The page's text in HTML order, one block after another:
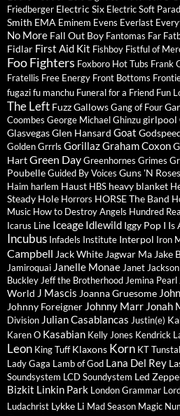
Friedberger Electric Six Electric Soft
Smith EMA Eminem Evens Everlast
No More Fall Out Boy Fantomas Far
Fidlar First Aid Kit Fishboy Fistful of
Foo Fighters Foxboro Hot Tubs Frank
Fratellis Free Energy Front Bottoms
fugazifu manchu Funeral for a Friend Fun
The Left FuzzGallowsGang of Four
Coombes George MichaelGhinzugirlpool
GlasvegasGlen Hansard Goat
Golden Grrrls GorillazGraham Coxon
HartGreen DayGreenhornes Grimes
PoubelleGuided By Voices Guns 'N Roses
Haim harlem Haust HBS heavy blanket
Steady Hole Horrors HORSE The Band
Music How to Destroy Angels Hundred
Icarus Line Iceage Idlewild Iggy Pop I Is
Incubus Infadels Institute Interpol Iron
Campbell Jack White Jagwar Ma Jake
Jamiroquai Janelle Monae Janet Jackson
Buckley Jeff the Brotherhood Jemina Pearl
World J Mascis Joanna Gruesome
Johnny Foreigner Johnny Marr Jonah
Division Julian Casablancas Justin(e)
Karen O Kasabian Kelly Jones Kendrick
Leon King Tuff Klaxons Korn KT
Lady Gaga Lamb of God Lana Del Rey
Soundsystem LCD Soundystem Led
Bizkit Linkin Park London Grammar
Ludachrist Lykke Li Mad Season Magic